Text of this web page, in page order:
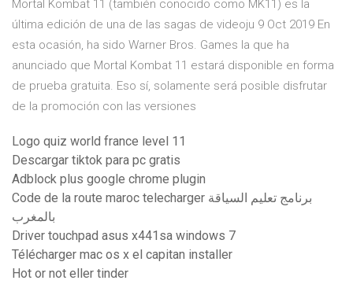
Mortal Kombat 11 (también conocido como MK11) es la
última edición de una de las sagas de videoju 9 Oct 2019 En
esta ocasión, ha sido Warner Bros. Games la que ha
anunciado que Mortal Kombat 11 estará disponible en forma
de prueba gratuita. Eso sí, solamente será posible disfrutar
de la promoción con las versiones
Logo quiz world france level 11
Descargar tiktok para pc gratis
Adblock plus google chrome plugin
Code de la route maroc telecharger برنامج تعليم السياقة
بالمغرب
Driver touchpad asus x441sa windows 7
Télécharger mac os x el capitan installer
Hot or not eller tinder